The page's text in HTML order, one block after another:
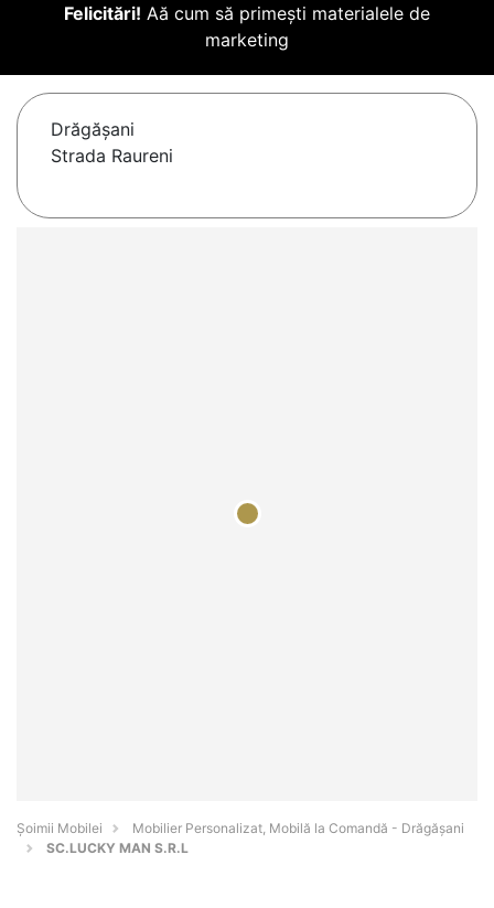
Felicitări! Aă cum să primești materialele de
marketing
Drăgăşani
Strada Raureni
Șoimii Mobilei
Mobilier Personalizat, Mobilă la Comandă - Drăgăşani
SC.LUCKY MAN S.R.L